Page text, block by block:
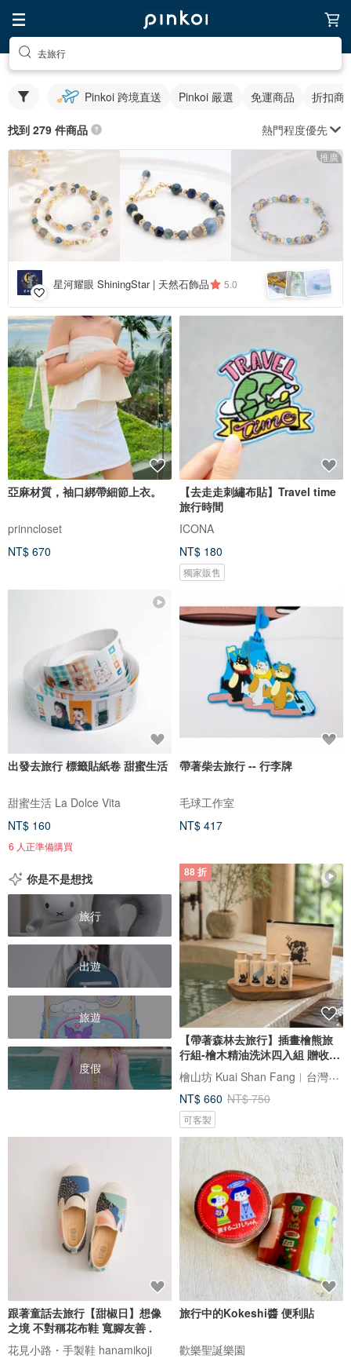
去旅行
Pinkoi 跨境直送 Pinkoi 嚴選 免運商品 折扣商
找到 279 件商品 熱門程度優先
推廣
星河耀眼 ShiningStar | 天然石飾品 5.0
亞麻材質，袖口綁帶細節上衣。
prinncloset
NT$ 670
【去走走刺繡布貼】Travel time
旅行時間
ICONA
NT$ 180
獨家販售
出發去旅行 標籤貼紙卷 甜蜜生活
甜蜜生活 La Dolce Vita
NT$ 160
6 人正準備購買
帶著柴去旅行 -- 行李牌
毛球工作室
NT$ 417
你是不是想找
旅行
出遊
旅遊
度假
88 折
【帶著森林去旅行】插畫檜熊旅
行組-檜木精油洗沐四入組 贈收納
袋
檜山坊 Kuai Shan Fang︱台灣檜木香氛領導品牌，療癒森林
NT$ 660 NT$ 750
可客製
跟著童話去旅行【甜椒日】想像
之境 不對稱花布鞋 寬腳友善 .
花見小路・手製鞋 hanamikoji
旅行中的Kokeshi醬 便利貼
歡樂聖誕樂園